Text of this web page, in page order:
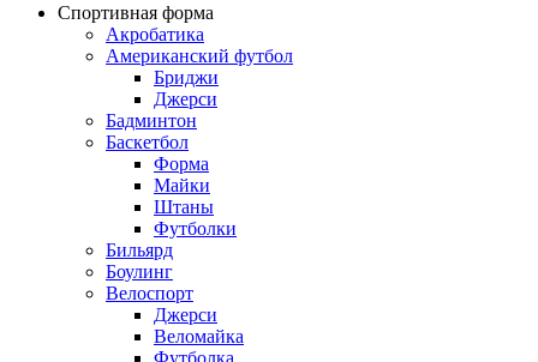
Спортивная форма
Акробатика
Американский футбол
Бриджи
Джерси
Бадминтон
Баскетбол
Форма
Майки
Штаны
Футболки
Бильярд
Боулинг
Велоспорт
Джерси
Веломайка
Футболка